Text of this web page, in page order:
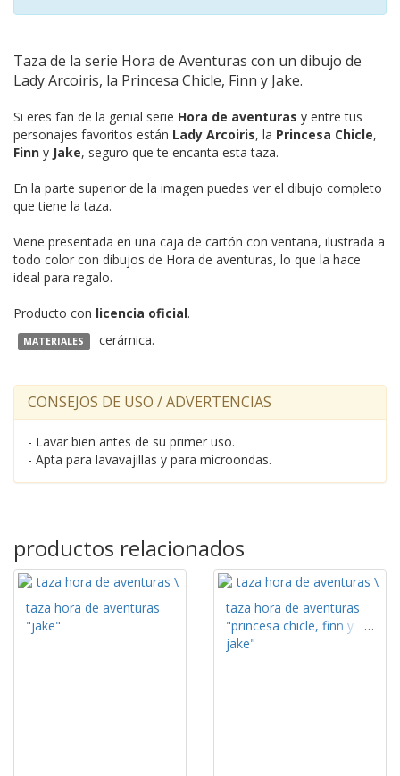
Taza de la serie Hora de Aventuras con un dibujo de
Lady Arcoiris, la Princesa Chicle, Finn y Jake.
Si eres fan de la genial serie Hora de aventuras y entre tus
personajes favoritos están Lady Arcoiris, la Princesa Chicle,
Finn y Jake, seguro que te encanta esta taza.
En la parte superior de la imagen puedes ver el dibujo completo
que tiene la taza.
Viene presentada en una caja de cartón con ventana, ilustrada a
todo color con dibujos de Hora de aventuras, lo que la hace
ideal para regalo.
Producto con licencia oficial.
MATERIALES cerámica.
CONSEJOS DE USO / ADVERTENCIAS
- Lavar bien antes de su primer uso.
- Apta para lavavajillas y para microondas.
productos relacionados
taza hora de aventuras
"jake"
taza hora de aventuras
"princesa chicle, finn y
jake"